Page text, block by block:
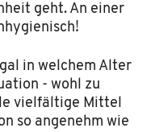
geht. An einer
in welchem Alter
- wohl zu
vielfältige Mittel
so angenehm wie